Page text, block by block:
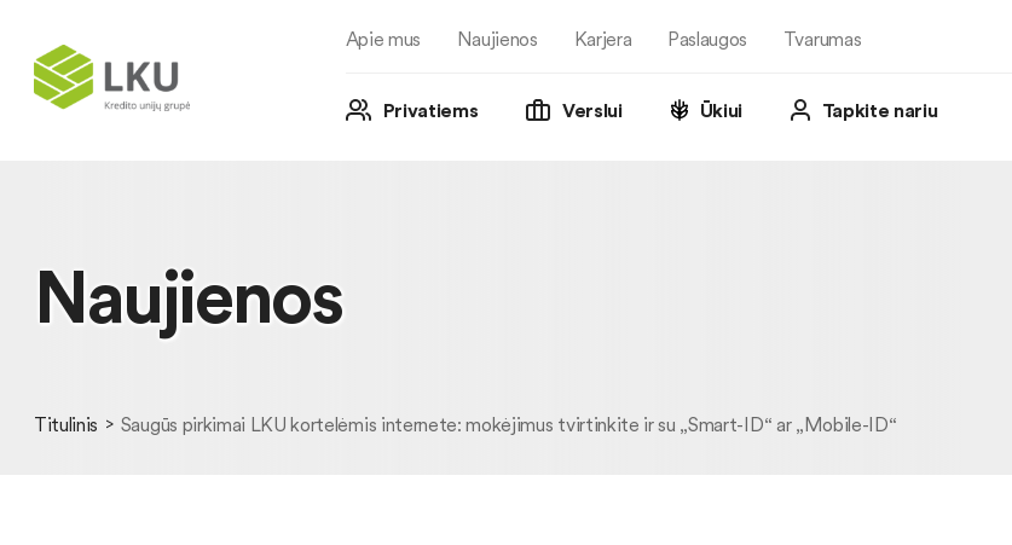
Apie mus Naujienos Karjera Paslaugos Tvarumas
Privatiems Verslui Ūkiui Tapkite nariu
Naujienos
Titulinis Saugūs pirkimai LKU kortelėmis internete: mokėjimus tvirtinkite ir su „Smart-ID“ ar „Mobile-ID“